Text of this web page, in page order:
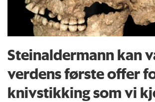
Steinaldermann kan
verdens første offer
knivstikking som vi